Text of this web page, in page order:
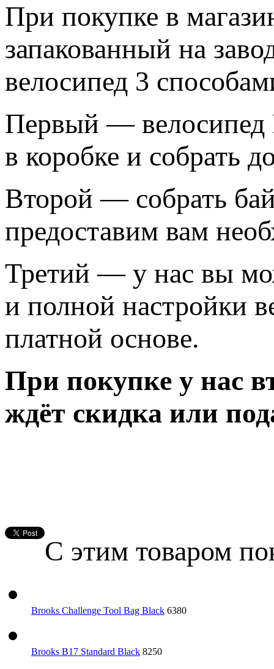
При покупке в
запакованный на
велосипед 3
Первый — велосипед
в коробке и собрать
Второй — собрать
предоставим вам
Третий — у нас вы
и полной настройки
платной основе.
При покупке у нас
ждёт скидка или
С этим товаром
Brooks Challenge Tool Bag Black 6380
Brooks B17 Standard Black 8250